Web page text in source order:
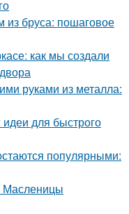
из бруса: пошаговое
как мы создали
руками из металла:
для быстрого
популярными:
Масленицы